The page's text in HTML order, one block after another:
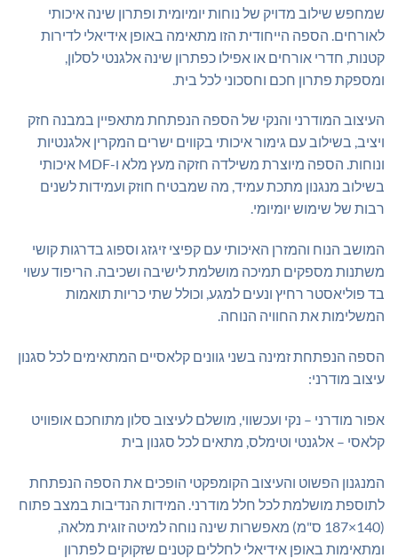
שמחפש שילוב מדויק של נוחות יומיומית ופתרון שינה איכותי
לאורחים. הספה הייחודית הזו מתאימה באופן אידיאלי לדירות
קטנות, חדרי אורחים או אפילו כפתרון שינה אלגנטי לסלון,
ומספקת פתרון חכם וחסכוני לכל בית.
העיצוב המודרני והנקי של הספה הנפתחת מתאפיין במבנה חזק
ויציב, בשילוב עם גימור איכותי בקווים ישרים המקרין אלגנטיות
ונוחות. הספה מיוצרת משילדה חזקה מעץ מלא ו-MDF איכותי
בשילוב מנגנון מתכת עמיד, מה שמבטיח חוזק ועמידות לשנים
רבות של שימוש יומיומי.
המושב הנוח והמזרן האיכותי עם קפיצי זיגזג וספוג בדרגות קושי
משתנות מספקים תמיכה מושלמת לישיבה ושכיבה. הריפוד עשוי
בד פוליאסטר רחיץ ונעים למגע, וכולל שתי כריות תואמות
המשלימות את החוויה הנוחה.
הספה הנפתחת זמינה בשני גוונים קלאסיים המתאימים לכל סגנון
עיצוב מודרני:
אפור מודרני – נקי ועכשווי, מושלם לעיצוב סלון מתוחכם אופוויט
קלאסי – אלגנטי וטימלס, מתאים לכל סגנון בית
המנגנון הפשוט והעיצוב הקומפקטי הופכים את הספה הנפתחת
לתוספת מושלמת לכל חלל מודרני. המידות הנדיבות במצב פתוח
(140×187 ס"מ) מאפשרות שינה נוחה למיטה זוגית מלאה,
ומתאימות באופן אידיאלי לחללים קטנים שזקוקים לפתרון